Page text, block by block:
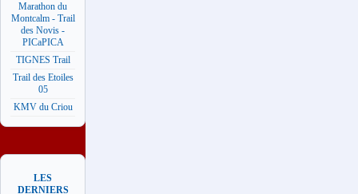
Marathon du
Montcalm - Trail
des Novis -
PICaPICA
TIGNES Trail
Trail des Etoiles
05
KMV du Criou
LES
DERNIERS